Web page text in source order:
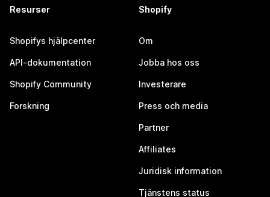
Resurser
Shopifys hjälpcenter
API-dokumentation
Shopify Community
Forskning
Shopify
Om
Jobba hos oss
Investerare
Press och media
Partner
Affiliates
Juridisk information
Tjänstens status